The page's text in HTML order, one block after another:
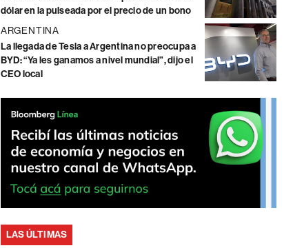
dólar en la pulseada por el precio de un bono
ARGENTINA
La llegada de Tesla a Argentina no preocupa a
BYD: “Ya les ganamos a nivel mundial”, dijo el
CEO local
LAS ÚLTIMAS